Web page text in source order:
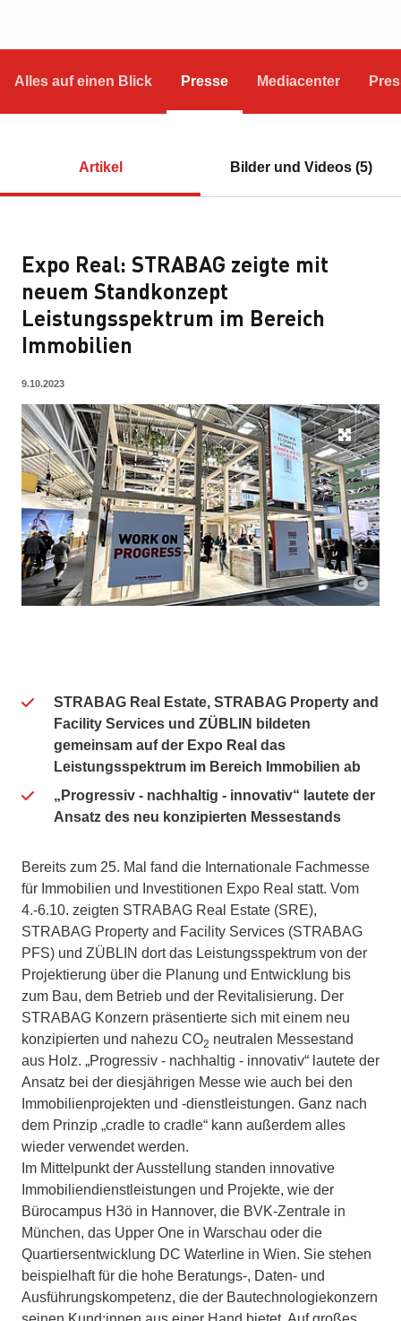
Alles auf einen Blick Presse Mediacenter
Artikel Bilder und Videos (5)
Expo Real: STRABAG zeigte mit
neuem Standkonzept
Leistungsspektrum im Bereich
Immobilien
9.10.2023
STRABAG Real Estate, STRABAG Property and
Facility Services und ZÜBLIN bildeten
gemeinsam auf der Expo Real das
Leistungsspektrum im Bereich Immobilien ab
„Progressiv - nachhaltig - innovativ“ lautete der
Ansatz des neu konzipierten Messestands
Bereits zum 25. Mal fand die Internationale Fachmesse
für Immobilien und Investitionen Expo Real statt. Vom
4.-6.10. zeigten STRABAG Real Estate (SRE),
STRABAG Property and Facility Services (STRABAG
PFS) und ZÜBLIN dort das Leistungsspektrum von der
Projektierung über die Planung und Entwicklung bis
zum Bau, dem Betrieb und der Revitalisierung. Der
STRABAG Konzern präsentierte sich mit einem neu
konzipierten und nahezu CO2 neutralen Messestand
aus Holz. „Progressiv - nachhaltig - innovativ“ lautete der
Ansatz bei der diesjährigen Messe wie auch bei den
Immobilienprojekten und -dienstleistungen. Ganz nach
dem Prinzip „cradle to cradle“ kann außerdem alles
wieder verwendet werden.
Im Mittelpunkt der Ausstellung standen innovative
Immobiliendienstleistungen und Projekte, wie der
Bürocampus H3ö in Hannover, die BVK-Zentrale in
München, das Upper One in Warschau oder die
Quartiersentwicklung DC Waterline in Wien. Sie stehen
beispielhaft für die hohe Beratungs-, Daten- und
Ausführungskompetenz, die der Bautechnologiekonzern